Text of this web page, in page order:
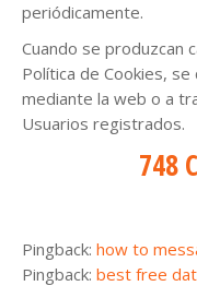
periódicamente.
Cuando se produzcan
Política de Cookies,
mediante la web o a
Usuarios registrados.
748
Pingback: how to
Pingback: best free